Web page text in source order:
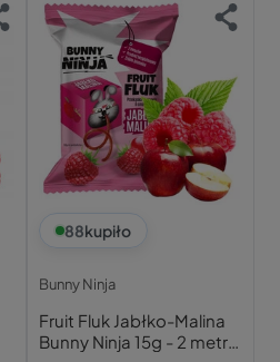
88kupiło
Bunny Ninja
Fruit Fluk Jabłko-Malina
Bunny Ninja 15g - 2 metry